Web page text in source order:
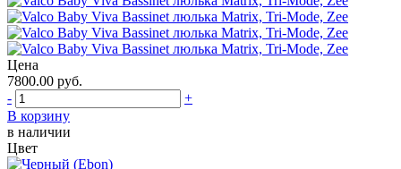
Цена
7800.00 руб.
-
+
В корзину
в наличии
Цвет